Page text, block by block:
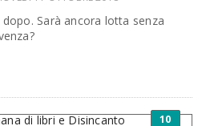
Sarà ancora lotta senza
10